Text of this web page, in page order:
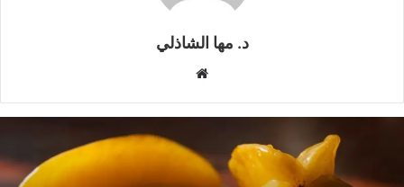
د. مها الشاذلي
ق
ا
ل